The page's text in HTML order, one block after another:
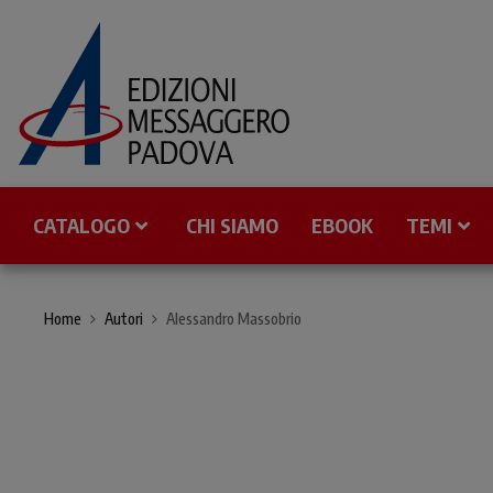
CATALOGO CHI SIAMO EBOOK TEMI
Home Autori Alessandro Massobrio